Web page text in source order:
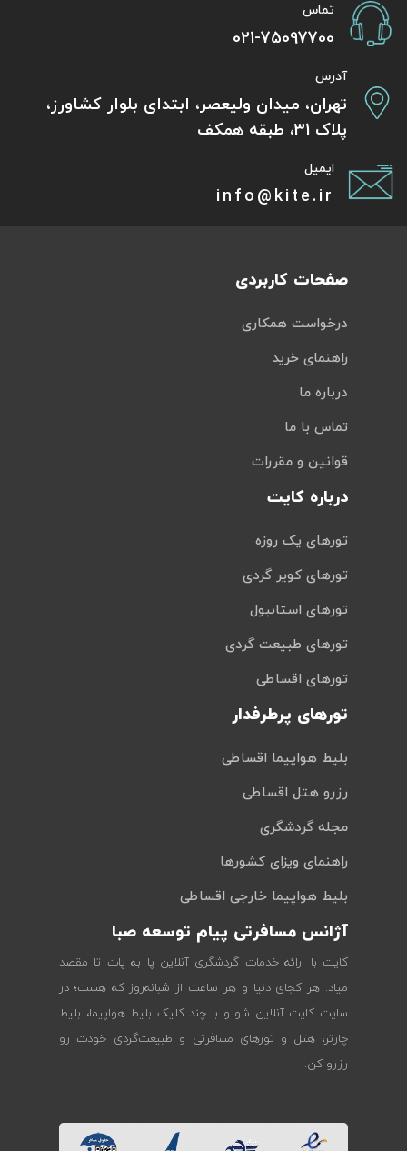
تماس
021-75097700
آدرس
تهران، میدان ولیعصر، ابتدای بلوار کشاورز،
پلاک 31، طبقه همکف
ایمیل
info@kite.ir
صفحات کاربردی
درخواست همکاری
راهنمای خرید
درباره ما
تماس با ما
قوانین و مقررات
درباره کایت
تورهای یک روزه
تورهای کویر گردی
تورهای استانبول
تورهای طبیعت گردی
تورهای اقساطی
تورهای پرطرفدار
بلیط هواپیما اقساطی
رزرو هتل اقساطی
مجله گردشگری
راهنمای ویزای کشورها
بلیط هواپیما خارجی اقساطی
آژانس مسافرتی پیام توسعه صبا
کایت با ارائه خدمات گردشگری آنلاین پا به پات تا مقصد
میاد. هر کجای دنیا و هر ساعت از شبانه‌روز که هست؛ در
سایت کایت آنلاین شو و با چند کلیک بلیط هواپیما، بلیط
چارتر، هتل و تورهای مسافرتی و طبیعت‌گردی خودت رو
رزرو کن.